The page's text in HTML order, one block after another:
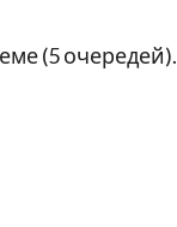
(5 очередей).